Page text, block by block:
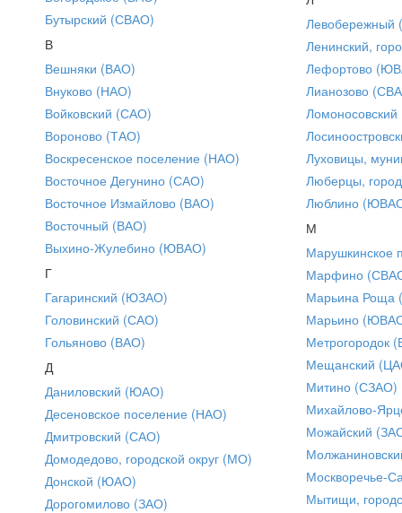
Бутырский (СВАО)
В
Вешняки (ВАО)
Внуково (НАО)
Войковский (САО)
Вороново (ТАО)
Воскресенское поселение (НАО)
Восточное Дегунино (САО)
Восточное Измайлово (ВАО)
Восточный (ВАО)
Выхино-Жулебино (ЮВАО)
Г
Гагаринский (ЮЗАО)
Головинский (САО)
Гольяново (ВАО)
Д
Даниловский (ЮАО)
Десеновское поселение (НАО)
Дмитровский (САО)
Домодедово, городской округ (МО)
Донской (ЮАО)
Дорогомилово (ЗАО)
Ленинский,
Лефортово
Лианозово
Луховицы,
Люберцы,
Люблино
М
Марушкинское
Марфино
Марьина Роща
Марьино
Метрогородок
Мещанский
Митино (СЗАО)
Михайлово-
Можайский
Москворечье-
Мытищи,